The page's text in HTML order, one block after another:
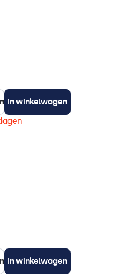
In winkelwagen
In winkelwagen